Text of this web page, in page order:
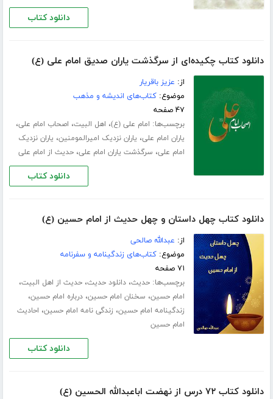
دانلود کتاب
دانلود کتاب چکیده‌ای از سرگذشت یاران صدیق امام علی (ع)
از: عزیز باقریار
موضوع:کتاب‌های اندیشه و مذهب
۴۷ صفحه
برچسب‌ها: امام علی (ع)، اهل البیت، اصحاب امام علی،
یاران امام علی، یاران نزدیک امیرالمومنین، یاران نزدیک
امام علی، سرگذشت یاران امام علی،حدیث از امام علی
دانلود کتاب
دانلود کتاب چهل داستان و چهل حدیث از امام حسین (ع)
از: عبدالله صالحی
موضوع:کتاب‌های زندگینامه و سفرنامه
۷۱ صفحه
برچسب‌ها:حدیث،دانلود حدیث،حدیث از اهل البیت،
امام حسین، سخنان امام حسین،درباره امام حسین،
زندگینامه امام حسین، زندگی نامه امام حسین، احادیث
امام حسین
دانلود کتاب
دانلود کتاب ۷۲ درس از نهضت اباعبدالله الحسین (ع)